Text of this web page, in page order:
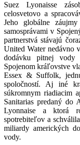
Suez Lyonaisse
celosvetovo a
Jeho globálne
samosprávami v
partnerstvá stávajú
United Water nedávno
dodávku pitnej vody
Spojenom kráľovstve
Essex & Suffolk,
spoločností. Aj iné
súkromnym riadiacim
Sanitarias predaný do
Lyonnaise a ktorá
spotrebiteľov a
miliardy amerických
vody.